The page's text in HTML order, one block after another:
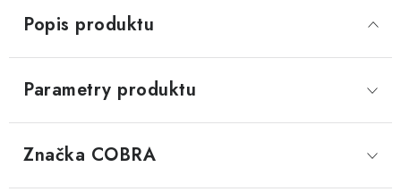
POKLADNIČKY NA ZÁMEK
SCHRÁNKY NA KLÍČE
TREZORY
Popis produktu
Parametry produktu
Značka COBRA